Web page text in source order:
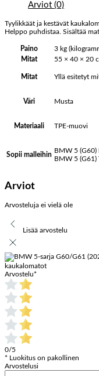
Arviot (0)
Tyylikkäät ja kestävät
Helppo puhdistaa. Sisältää
Paino
3 kg
Mitat
55 × 40 × 20
Mitat Yllä esitetyt
Väri Musta
Materiaali TPE-muovi
Sopii malleihin
BMW 5 (G60)
BMW 5 (G61)
Arviot
Arvosteluja ei vielä ole
Lisää arvostelu
kaukalomatot
Arvostelu*
0/5
* Luokitus on pakollinen
Arvostelusi